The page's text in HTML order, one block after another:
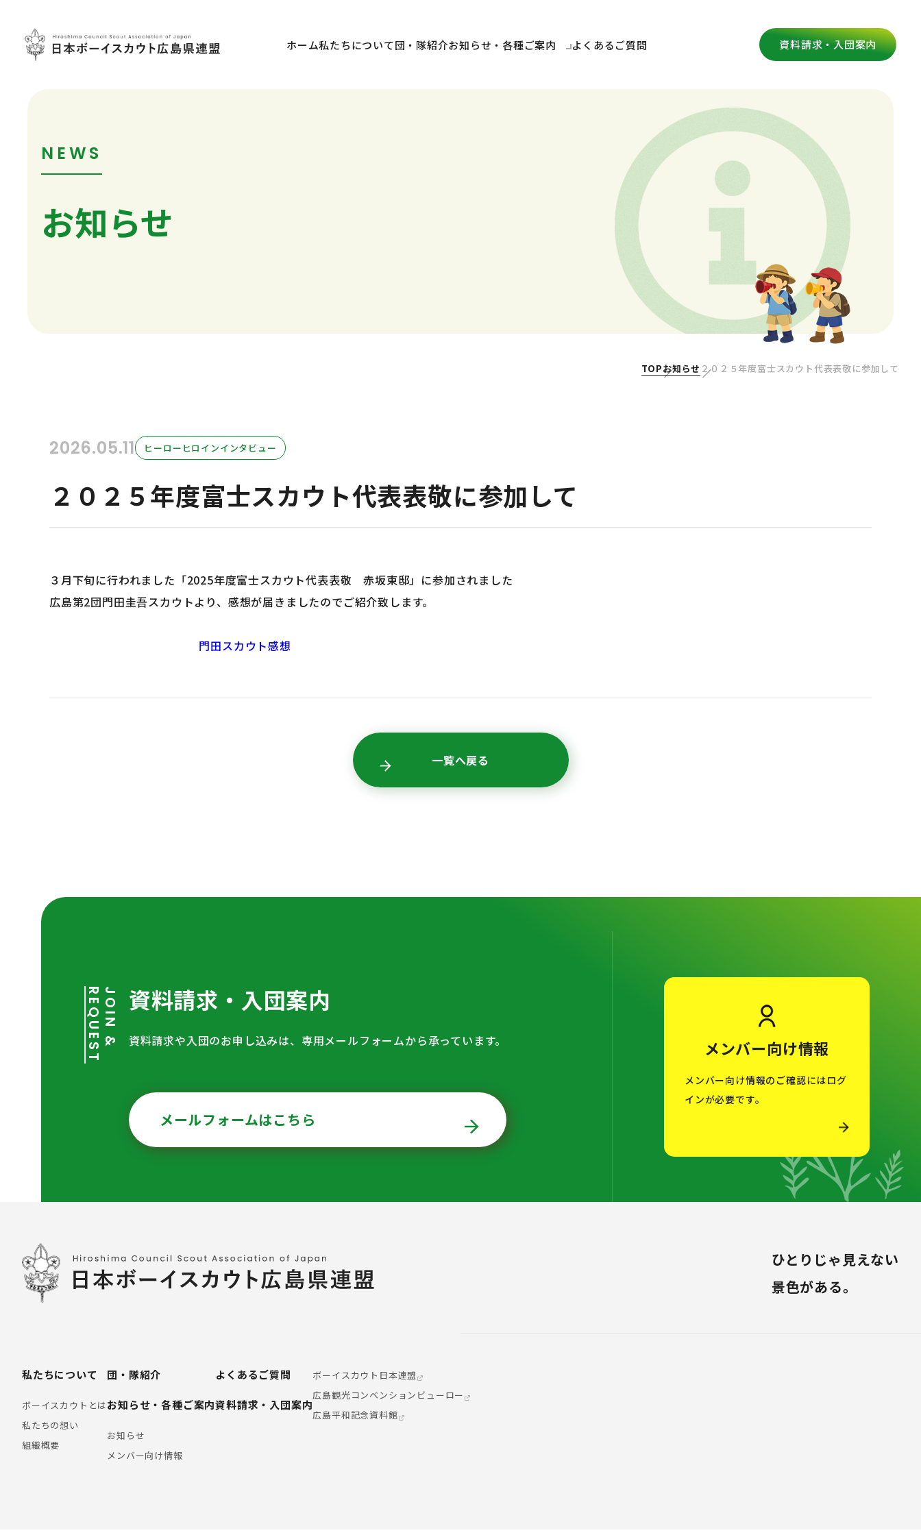
ホーム私たちについて団・隊紹介お知らせ・各種ご案内 よくあるご質問 資料請求・入団案内
NEWS
お知らせ
TOPお知らせ ２０２５年度富士スカウト代表表敬に参加して
2026.05.11 ヒーローヒロインインタビュー
２０２５年度富士スカウト代表表敬に参加して
３月下旬に行われました「2025年度富士スカウト代表表敬 赤坂東邸」に参加されました
広島第2団門田圭吾スカウトより、感想が届きましたのでご紹介致します。
門田スカウト感想
一覧へ戻る
J
O
I
N
&
R
E
Q
U
E
S
T 資料請求・入団案内
資料請求や入団のお申し込みは、専用メールフォームから承っています。
メールフォームはこちら
メンバー向け情報
メンバー向け情報のご確認にはログ
インが必要です。
ひとりじゃ見えない
景色がある。
私たちについて
ボーイスカウトとは
私たちの想い
組織概要
団・隊紹介
お知らせ・各種ご案内
お知らせ
メンバー向け情報
よくあるご質問
資料請求・入団案内
ボーイスカウト日本連盟
広島観光コンベンションビューロー
広島平和記念資料館